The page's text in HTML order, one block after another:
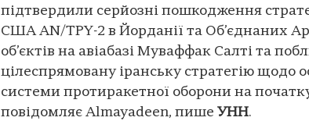
підтвердили серйозні пошкодження
США AN/TPY-2 в Йорданії та Об’єднаних
об’єктів на авіабазі Муваффак Салті та
цілеспрямовану іранську стратегію щодо
системи протиракетної оборони на
повідомляє Almayadeen, пише УНН.